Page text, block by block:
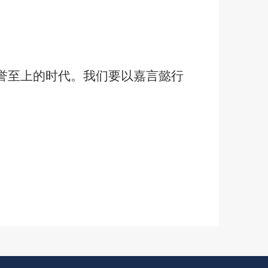
至上的时代。我们要以嘉言懿行